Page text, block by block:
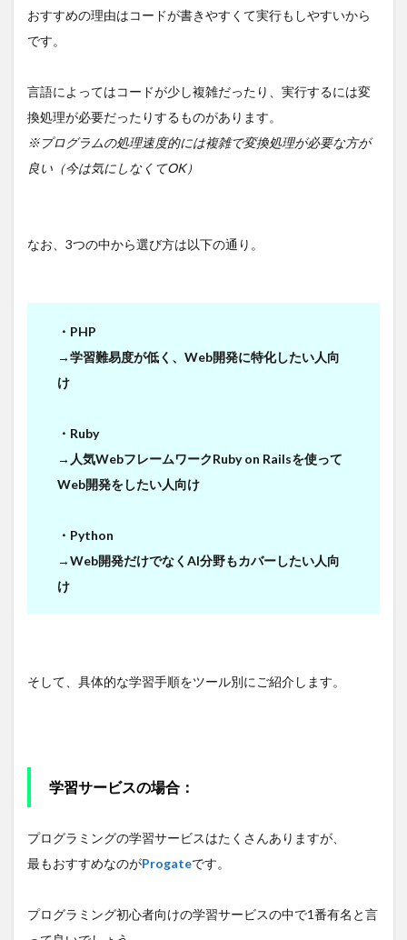
おすすめの理由はコードが書きやすくて実行もしやすいから
です。
言語によってはコードが少し複雑だったり、実行するには変
換処理が必要だったりするものがあります。
※プログラムの処理速度的には複雑で変換処理が必要な方が
良い（今は気にしなくてOK）
なお、3つの中から選び方は以下の通り。
・PHP
→学習難易度が低く、Web開発に特化したい人向
け
・Ruby
→人気WebフレームワークRuby on Railsを使って
Web開発をしたい人向け
・Python
→Web開発だけでなくAI分野もカバーしたい人向
け
そして、具体的な学習手順をツール別にご紹介します。
学習サービスの場合：
プログラミングの学習サービスはたくさんありますが、
最もおすすめなのがProgateです。
プログラミング初心者向けの学習サービスの中で1番有名と言